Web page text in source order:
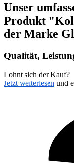
Unser
Produkt
der Marke
Qualität,
Lohnt sich der Kauf?
Jetzt weiterlesen und